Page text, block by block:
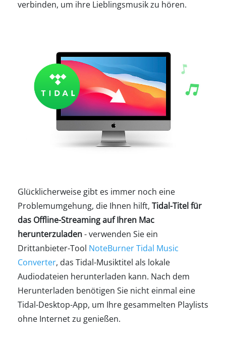
verbinden, um ihre Lieblingsmusik zu hören.
Glücklicherweise gibt es immer noch eine
Problemumgehung, die Ihnen hilft, Tidal-Titel für
das Offline-Streaming auf Ihren Mac
herunterzuladen- verwenden Sie ein
Drittanbieter-Tool NoteBurner Tidal Music
Converter, das Tidal-Musiktitel als lokale
Audiodateien herunterladen kann. Nach dem
Herunterladen benötigen Sie nicht einmal eine
Tidal-Desktop-App, um Ihre gesammelten Playlists
ohne Internet zu genießen.